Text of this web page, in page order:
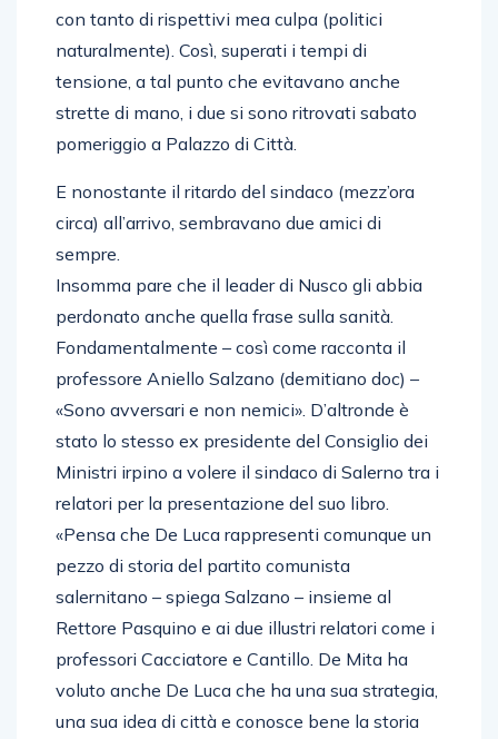
con tanto di rispettivi mea culpa (politici
naturalmente). Così, superati i tempi di
tensione, a tal punto che evitavano anche
strette di mano, i due si sono ritrovati sabato
pomeriggio a Palazzo di Città.
E nonostante il ritardo del sindaco (mezz’ora
circa) all’arrivo, sembravano due amici di
sempre.
Insomma pare che il leader di Nusco gli abbia
perdonato anche quella frase sulla sanità.
Fondamentalmente – così come racconta il
professore Aniello Salzano (demitiano doc) –
«Sono avversari e non nemici». D’altronde è
stato lo stesso ex presidente del Consiglio dei
Ministri irpino a volere il sindaco di Salerno tra i
relatori per la presentazione del suo libro.
«Pensa che De Luca rappresenti comunque un
pezzo di storia del partito comunista
salernitano – spiega Salzano – insieme al
Rettore Pasquino e ai due illustri relatori come i
professori Cacciatore e Cantillo. De Mita ha
voluto anche De Luca che ha una sua strategia,
una sua idea di città e conosce bene la storia